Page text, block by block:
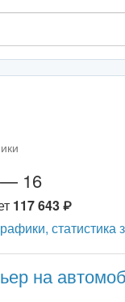
— 16
117 643
статистика
на